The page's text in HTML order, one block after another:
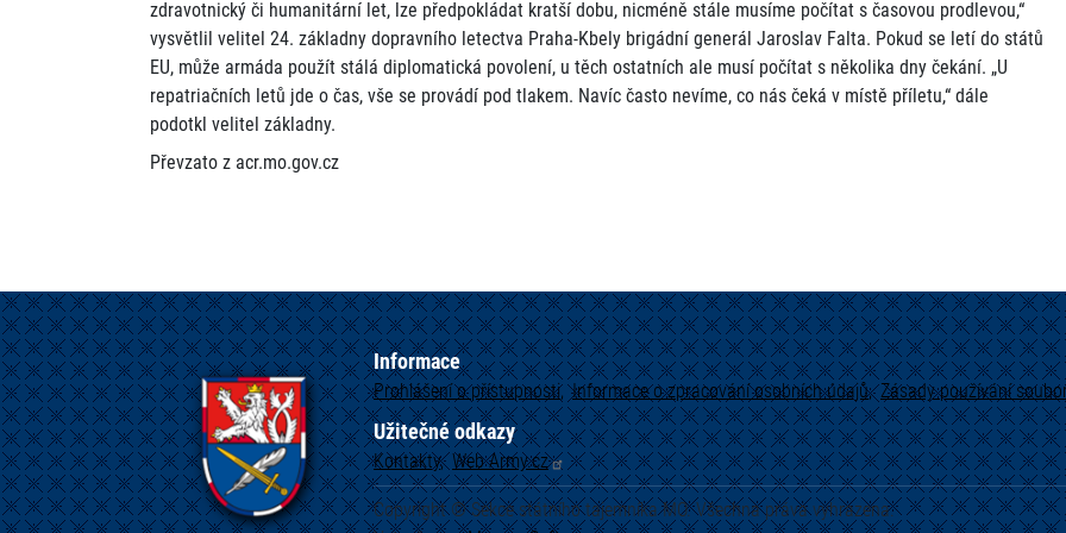
zdravotnický či humanitární let, lze předpokládat kratší dobu, nicméně stále musíme počítat s časovou prodlevou,“
vysvětlil velitel 24. základny dopravního letectva Praha-Kbely brigádní generál Jaroslav Falta. Pokud se letí do států
EU, může armáda použít stálá diplomatická povolení, u těch ostatních ale musí počítat s několika dny čekání. „U
repatriačních letů jde o čas, vše se provádí pod tlakem. Navíc často nevíme, co nás čeká v místě příletu,“ dále
podotkl velitel základny.
Převzato z acr.mo.gov.cz
Informace
Prohlášení o přístupnosti Informace o zpracování osobních údajů Zásady používání
Užitečné odkazy
Kontakty WebArmy.cz
Copyright © Sekce státního tajemníka MO. Všechna práva vyhrazena.